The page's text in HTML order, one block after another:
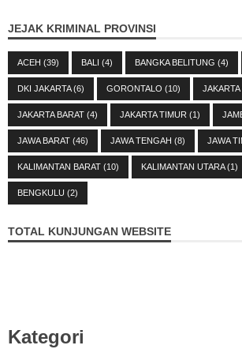
JEJAK KRIMINAL PROVINSI
ACEH (39) BALI (4) BANGKA BELITUNG (4)
DKI JAKARTA(6) GORONTALO (10) JAKARTA
JAKARTA BARAT (4) JAKARTA TIMUR (1)
JAWA BARAT (46) JAWA TENGAH (8) JAWA
KALIMANTAN BARAT (10) KALIMANTAN UTARA(1)
BENGKULU (2)
TOTAL KUNJUNGAN WEBSITE
Kategori